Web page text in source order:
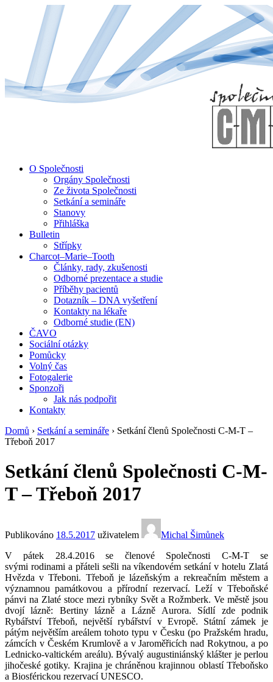
Content
O Společnosti
Orgány Společnosti
Ze života Společnosti
Setkání a semináře
Stanovy
Přihláška
Bulletin
Střípky
Charcot–Marie–Tooth
Články, rady, zkušenosti
Odborné prezentace a studie
Příběhy pacientů
Dotazník – DNA vyšetření
Kontakty na lékaře
Odborné studie (EN)
ČAVO
Sociální otázky
Pomůcky
Volný čas
Fotogalerie
Sponzoři
Jak nás podpořit
Kontakty
Domů › Setkání a semináře › Setkání členů Společnosti C-M-T –
Třeboň 2017
Setkání členů Společnosti C-M-
T – Třeboň 2017
Publikováno 18.5.2017 uživatelem
Michal Šimůnek
V pátek 28.4.2016 se členové Společnosti C-M-T se
svými rodinami a přáteli sešli na víkendovém setkání v hotelu Zlatá
Hvězda v Třeboni. Třeboň je lázeňským a rekreačním městem a
významnou památkovou a přírodní rezervací. Leží v Třeboňské
pánvi na Zlaté stoce mezi rybníky Svět a Rožmberk. Ve městě jsou
dvojí lázně: Bertiny lázně a Lázně Aurora. Sídlí zde podnik
Rybářství Třeboň, největší rybářství v Evropě. Státní zámek je
pátým největším areálem tohoto typu v Česku (po Pražském hradu,
zámcích v Českém Krumlově a v Jaroměřicích nad Rokytnou, a po
Lednicko-valtickém areálu). Bývalý augustiniánský klášter je perlou
jihočeské gotiky. Krajina je chráněnou krajinnou oblastí Třeboňsko
a Biosférickou rezervací UNESCO.